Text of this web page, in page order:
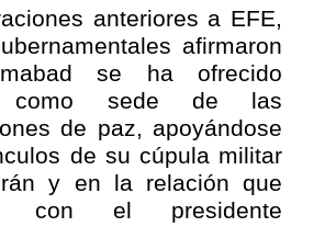
anteriores a EFE,
afirmaron
se ha ofrecido
como sede de las
de paz, apoyándose
de su cúpula militar
y en la relación que
con el presidente